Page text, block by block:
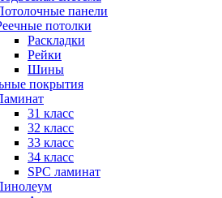
панели
потолки
Раскладки
Рейки
Шины
покрытия
31 класс
32 класс
33 класс
34 класс
SPC ламинат